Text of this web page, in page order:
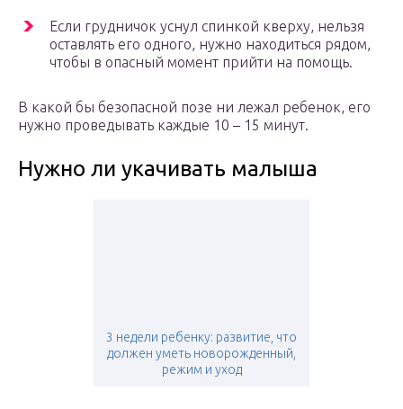
Если грудничок уснул спинкой кверху, нельзя
оставлять его одного, нужно находиться рядом,
чтобы в опасный момент прийти на помощь.
В какой бы безопасной позе ни лежал ребенок, его
нужно проведывать каждые 10 – 15 минут.
Нужно ли укачивать малыша
3 недели ребенку: развитие, что
должен уметь новорожденный,
режим и уход